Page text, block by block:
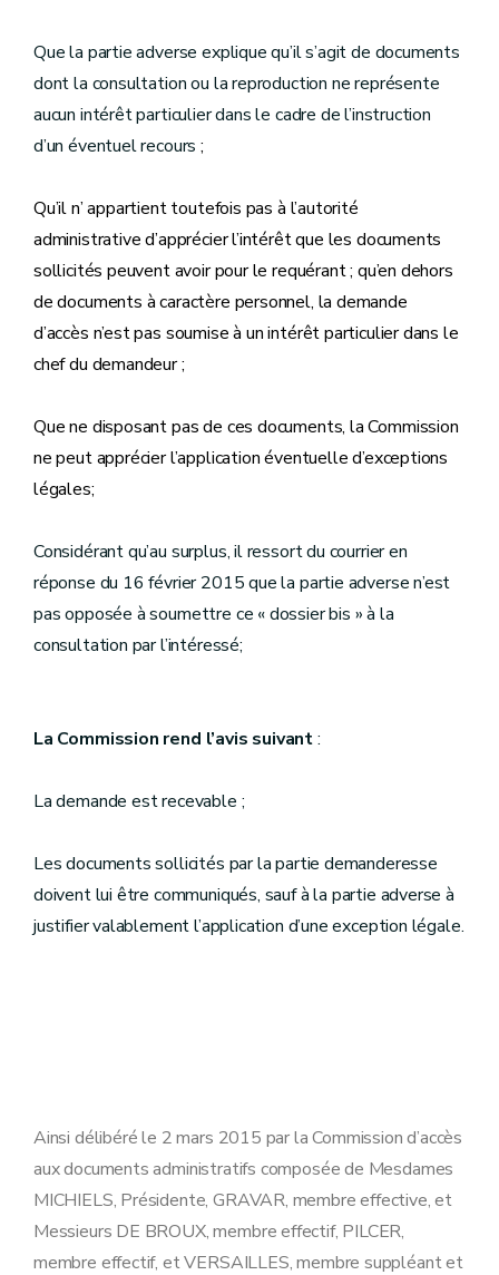
Que la partie adverse explique qu’il s’agit de documents
dont la consultation ou la reproduction ne représente
aucun intérêt particulier dans le cadre de l’instruction
d’un éventuel recours ;
Qu’il n’ appartient toutefois pas à l’autorité
administrative d’apprécier l’intérêt que les documents
sollicités peuvent avoir pour le requérant ; qu’en dehors
de documents à caractère personnel, la demande
d’accès n’est pas soumise à un intérêt particulier dans le
chef du demandeur ;
Que ne disposant pas de ces documents, la Commission
ne peut apprécier l’application éventuelle d’exceptions
légales;
Considérant qu’au surplus, il ressort du courrier en
réponse du 16 février 2015 que la partie adverse n’est
pas opposée à soumettre ce « dossier bis » à la
consultation par l’intéressé;
La Commission rend l’avis suivant:
La demande est recevable ;
Les documents sollicités par la partie demanderesse
doivent lui être communiqués, sauf à la partie adverse à
justifier valablement l’application d’une exception légale.
Ainsi délibéré le 2 mars 2015 par la Commission d’accès
aux documents administratifs composée de Mesdames
MICHIELS, Présidente, GRAVAR, membre effective, et
Messieurs DE BROUX, membre effectif, PILCER,
membre effectif, et VERSAILLES, membre suppléant et